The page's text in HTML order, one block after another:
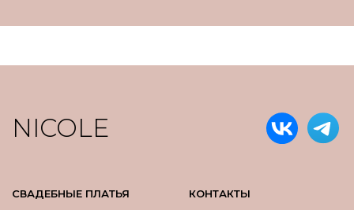
NICOLE
СВАДЕБНЫЕ ПЛАТЬЯ
КОНТАКТЫ